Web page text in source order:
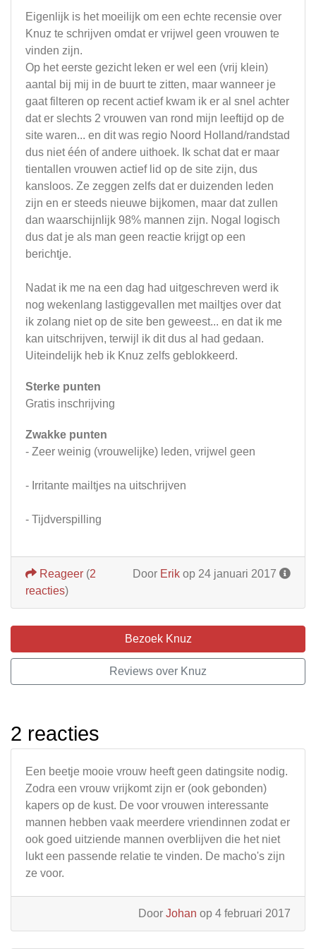
Eigenlijk is het moeilijk om een echte recensie over
Knuz te schrijven omdat er vrijwel geen vrouwen te
vinden zijn.
Op het eerste gezicht leken er wel een (vrij klein)
aantal bij mij in de buurt te zitten, maar wanneer je
gaat filteren op recent actief kwam ik er al snel achter
dat er slechts 2 vrouwen van rond mijn leeftijd op de
site waren... en dit was regio Noord Holland/randstad
dus niet één of andere uithoek. Ik schat dat er maar
tientallen vrouwen actief lid op de site zijn, dus
kansloos. Ze zeggen zelfs dat er duizenden leden
zijn en er steeds nieuwe bijkomen, maar dat zullen
dan waarschijnlijk 98% mannen zijn. Nogal logisch
dus dat je als man geen reactie krijgt op een
berichtje.
Nadat ik me na een dag had uitgeschreven werd ik
nog wekenlang lastiggevallen met mailtjes over dat
ik zolang niet op de site ben geweest... en dat ik me
kan uitschrijven, terwijl ik dit dus al had gedaan.
Uiteindelijk heb ik Knuz zelfs geblokkeerd.
Sterke punten
Gratis inschrijving
Zwakke punten
- Zeer weinig (vrouwelijke) leden, vrijwel geen
- Irritante mailtjes na uitschrijven
- Tijdverspilling
Door Erik op 24 januari 2017
Reageer (2
reacties)
Bezoek Knuz
Reviews over Knuz
2 reacties
Een beetje mooie vrouw heeft geen datingsite nodig.
Zodra een vrouw vrijkomt zijn er (ook gebonden)
kapers op de kust. De voor vrouwen interessante
mannen hebben vaak meerdere vriendinnen zodat er
ook goed uitziende mannen overblijven die het niet
lukt een passende relatie te vinden. De macho's zijn
ze voor.
Door Johan op 4 februari 2017